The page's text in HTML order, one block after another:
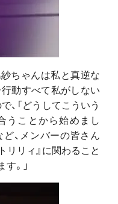
ちゃんは私と真逆な
行動すべて私がしない
、「どうしてこういう
うことから始めまし
、メンバーの皆さん
リリィ』に関わること
。」